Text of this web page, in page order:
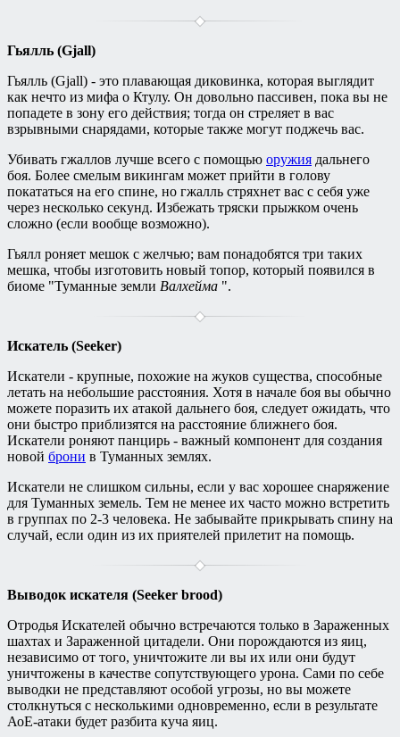
Гьялль (Gjall)
Гьялль (Gjall) - это плавающая диковинка, которая выглядит
как нечто из мифа о Ктулу. Он довольно пассивен, пока вы не
попадете в зону его действия; тогда он стреляет в вас
взрывными снарядами, которые также могут поджечь вас.
Убивать гжаллов лучше всего с помощью оружия дальнего
боя. Более смелым викингам может прийти в голову
покататься на его спине, но гжалль стряхнет вас с себя уже
через несколько секунд. Избежать тряски прыжком очень
сложно (если вообще возможно).
Гьялл роняет мешок с желчью; вам понадобятся три таких
мешка, чтобы изготовить новый топор, который появился в
биоме "Туманные земли Валхейма ".
Искатель (Seeker)
Искатели - крупные, похожие на жуков существа, способные
летать на небольшие расстояния. Хотя в начале боя вы обычно
можете поразить их атакой дальнего боя, следует ожидать, что
они быстро приблизятся на расстояние ближнего боя.
Искатели роняют панцирь - важный компонент для создания
новой брони в Туманных землях.
Искатели не слишком сильны, если у вас хорошее снаряжение
для Туманных земель. Тем не менее их часто можно встретить
в группах по 2-3 человека. Не забывайте прикрывать спину на
случай, если один из их приятелей прилетит на помощь.
Выводок искателя (Seeker brood)
Отродья Искателей обычно встречаются только в Зараженных
шахтах и Зараженной цитадели. Они порождаются из яиц,
независимо от того, уничтожите ли вы их или они будут
уничтожены в качестве сопутствующего урона. Сами по себе
выводки не представляют особой угрозы, но вы можете
столкнуться с несколькими одновременно, если в результате
АоЕ-атаки будет разбита куча яиц.